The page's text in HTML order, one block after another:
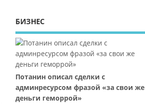
БИЗНЕС
Потанин описал сделки с
админресурсом фразой «за свои же
деньги геморрой»